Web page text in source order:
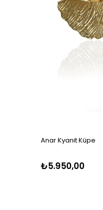
Anar Kyanit Küpe
₺5.950,00